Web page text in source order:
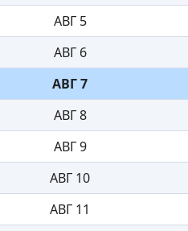
АВГ 5
АВГ 6
АВГ 7
АВГ 8
АВГ 9
АВГ 10
АВГ 11